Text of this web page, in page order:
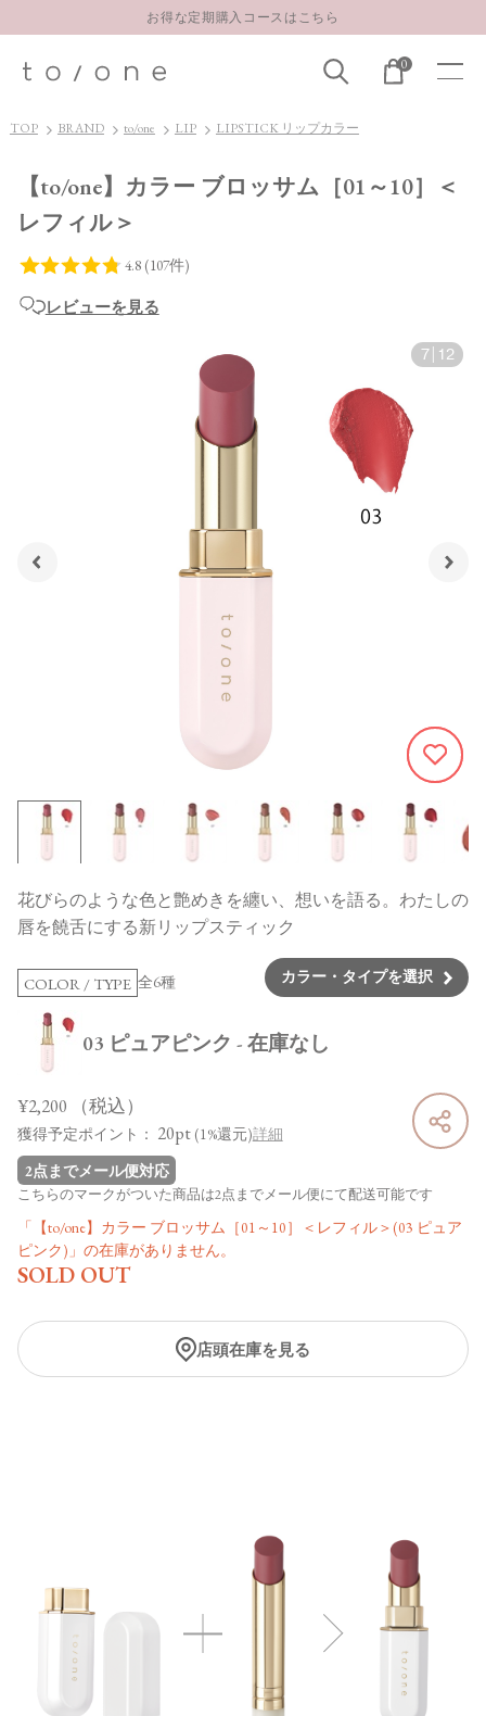
お得な定期購入コースはこちら
【重要】お盆期間中のお問い合わせと商品配送に関しまして
お得な定期購入コースはこちら
0
TOP BRAND to/one LIP LIPSTICK リップカラー
【to/one】カラー ブロッサム［01～10］＜
レフィル＞
レビューを見る
7| 12
2725
花びらのような色と艶めきを纏い、想いを語る。わたしの
唇を饒舌にする新リップスティック
COLOR / TYPE 全6種 カラー・タイプを選択
03 ピュアピンク - 在庫なし
¥2,200 （税込）
獲得予定ポイント： 20pt (1%還元)詳細
2点までメール便対応
こちらのマークがついた商品は2点までメール便にて配送可能です
「【to/one】カラー ブロッサム［01～10］＜レフィル＞(03 ピュア
ピンク)」の在庫がありません。
SOLD OUT
店頭在庫を見る